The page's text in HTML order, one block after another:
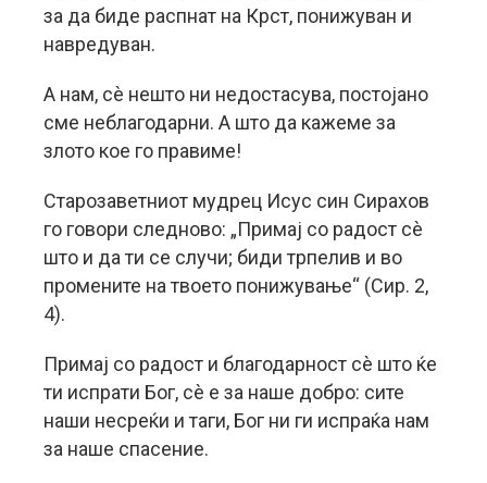
за да биде распнат на Крст, понижуван и
навредуван.
А нам, сè нешто ни недостасува, постојано
сме неблагодарни. А што да кажеме за
злото кое го правиме!
Старозаветниот мудрец Исус син Сирахов
го говори следново: „Примај со радост сè
што и да ти се случи; биди трпелив и во
промените на твоето понижување“ (Сир. 2,
4).
Примај со радост и благодарност сè што ќе
ти испрати Бог, сè е за наше добро: сите
наши несреќи и таги, Бог ни ги испраќа нам
за наше спасение.